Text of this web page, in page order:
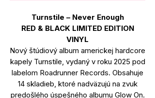
Turnstile – Never Enough
RED & BLACK LIMITED EDITION
VINYL
Nový štúdiový album americkej hardcore
kapely Turnstile, vydaný v roku 2025 pod
labelom Roadrunner Records. Obsahuje
14 skladieb, ktoré nadväzujú na zvuk
predošlého úspešného albumu Glow On.